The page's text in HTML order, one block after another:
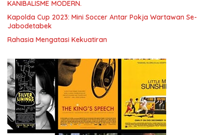
KANIBALISME MODERN.
Kapolda Cup 2023: Mini Soccer Antar Pokja Wartawan Se-
Jabodetabek
Rahasia Mengatasi Kekuatiran